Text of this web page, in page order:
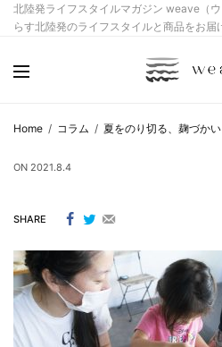
北陸発ライフスタイルマガジン weave（
らす北陸発のライフスタイルと商品をお届
Home コラム 夏をのり切る、麹づかい
ON 2021.8.4
SHARE